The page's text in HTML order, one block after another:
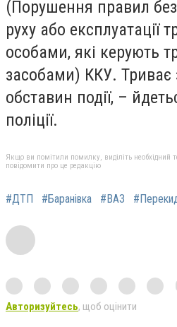
(Порушення правил
руху або експлуатації
особами, які керують
засобами) ККУ. Триває
обставин події, –
поліції.
Якщо ви помітили помилку, виділіть необхідний
повідомити про це редакцію
#ДТП #Баранівка #ВАЗ
Авторизуйтесь, щоб оцінити